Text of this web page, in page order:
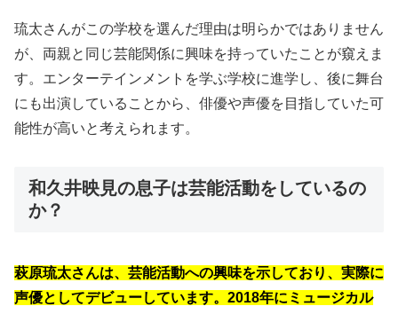
琉太さんがこの学校を選んだ理由は明らかではありません
が、両親と同じ芸能関係に興味を持っていたことが窺えま
す。エンターテインメントを学ぶ学校に進学し、後に舞台
にも出演していることから、俳優や声優を目指していた可
能性が高いと考えられます。
和久井映見の息子は芸能活動をしているの
か？
萩原琉太さんは、芸能活動への興味を示しており、実際に
声優としてデビューしています。2018年にミュージカル